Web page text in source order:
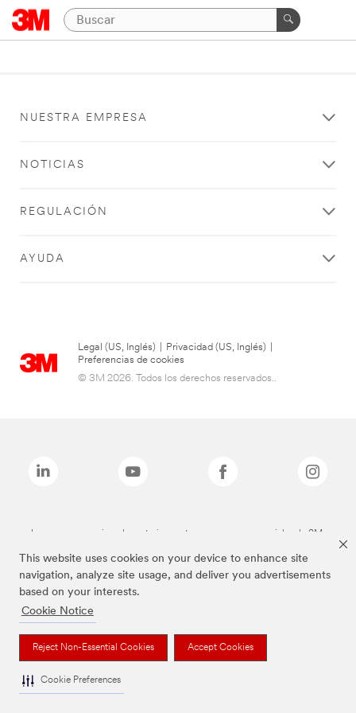
This website uses cookies on your device to enhance site
navigation, analyze site usage, and deliver you advertisements
based on your interests.
Cookie Notice
Reject Non-Essential Cookies Accept Cookies
Cookie Preferences
NUESTRA EMPRESA
NOTICIAS
REGULACIÓN
AYUDA
Legal (US, Inglés) Privacidad (US, Inglés)
Preferencias de cookies
© 3M 2026. Todos los derechos reservados..
Las marcas mencionadas anteriormente son marcas comerciales de 3M.